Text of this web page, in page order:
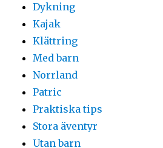
Dykning
Kajak
Klättring
Med barn
Norrland
Patric
Praktiska tips
Stora äventyr
Utan barn